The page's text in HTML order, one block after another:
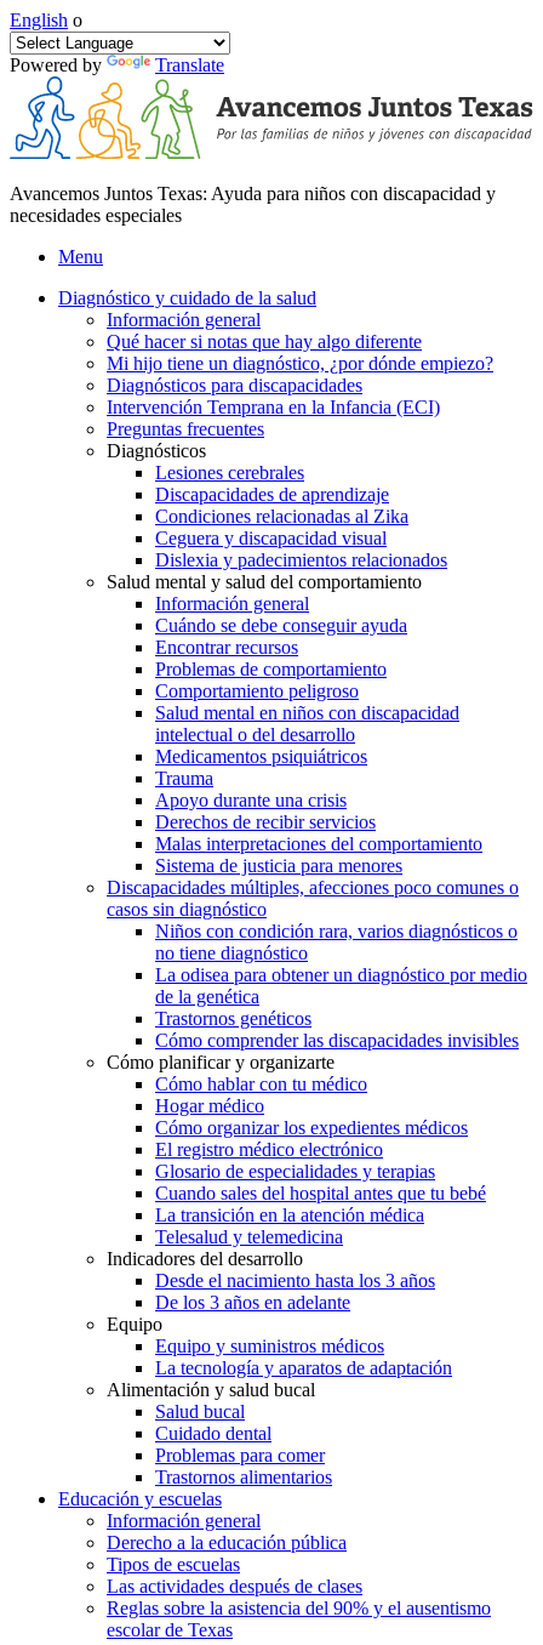
English o
Powered by Translate
Avancemos Juntos Texas: Ayuda para niños con discapacidad y
necesidades especiales
Menu
Diagnóstico y cuidado de la salud
Información general
Qué hacer si notas que hay algo diferente
Mi hijo tiene un diagnóstico, ¿por dónde empiezo?
Diagnósticos para discapacidades
Intervención Temprana en la Infancia (ECI)
Preguntas frecuentes
Diagnósticos
Lesiones cerebrales
Discapacidades de aprendizaje
Condiciones relacionadas al Zika
Ceguera y discapacidad visual
Dislexia y padecimientos relacionados
Salud mental y salud del comportamiento
Información general
Cuándo se debe conseguir ayuda
Encontrar recursos
Problemas de comportamiento
Comportamiento peligroso
Salud mental en niños con discapacidad
intelectual o del desarrollo
Medicamentos psiquiátricos
Trauma
Apoyo durante una crisis
Derechos de recibir servicios
Malas interpretaciones del comportamiento
Sistema de justicia para menores
Discapacidades múltiples, afecciones poco comunes o
casos sin diagnóstico
Niños con condición rara, varios diagnósticos o
no tiene diagnóstico
La odisea para obtener un diagnóstico por medio
de la genética
Trastornos genéticos
Cómo comprender las discapacidades invisibles
Cómo planificar y organizarte
Cómo hablar con tu médico
Hogar médico
Cómo organizar los expedientes médicos
El registro médico electrónico
Glosario de especialidades y terapias
Cuando sales del hospital antes que tu bebé
La transición en la atención médica
Telesalud y telemedicina
Indicadores del desarrollo
Desde el nacimiento hasta los 3 años
De los 3 años en adelante
Equipo
Equipo y suministros médicos
La tecnología y aparatos de adaptación
Alimentación y salud bucal
Salud bucal
Cuidado dental
Problemas para comer
Trastornos alimentarios
Educación y escuelas
Información general
Derecho a la educación pública
Tipos de escuelas
Las actividades después de clases
Reglas sobre la asistencia del 90% y el ausentismo
escolar de Texas